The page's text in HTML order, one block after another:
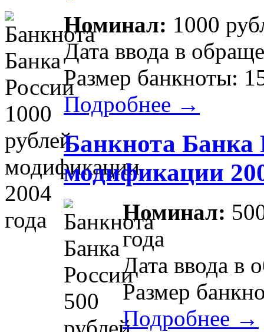
Номинал: 1000
Дата ввода в
Размер банкноты:
Подробнее →
Банкнота Банка
модификации
Номинал:
года
Дата ввода в
Размер
Подробнее →